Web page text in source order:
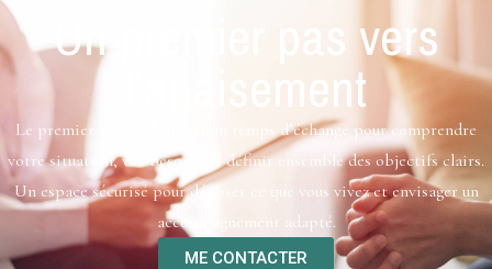
Un premier pas vers
l’apaisement
Le premier rendez-vous est un temps d’échange pour comprendre
votre situation, vos besoins et définir ensemble des objectifs clairs.
Un espace sécurisé pour déposer ce que vous vivez et envisager un
accompagnement adapté.
ME CONTACTER